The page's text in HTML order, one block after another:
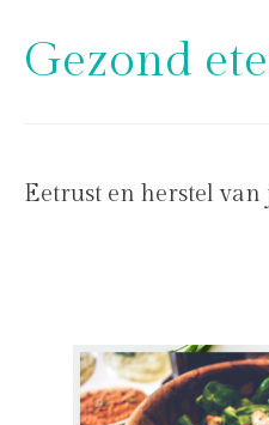
Gezond
Eetrust en herstel